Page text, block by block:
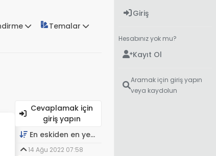
Temalar
Cevaplamak için
giriş yapın
En eskiden en yeniye
14 Ağu 2022 07:58
Giriş
Hesabınız yok mu?
Kayıt Ol
Aramak için giriş yapın
veya kaydolun